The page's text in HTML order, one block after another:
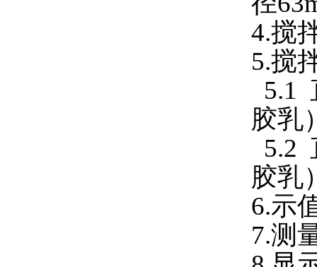
4.搅
5.搅
5.1
胶乳
5.2
胶乳
6.示
7.测